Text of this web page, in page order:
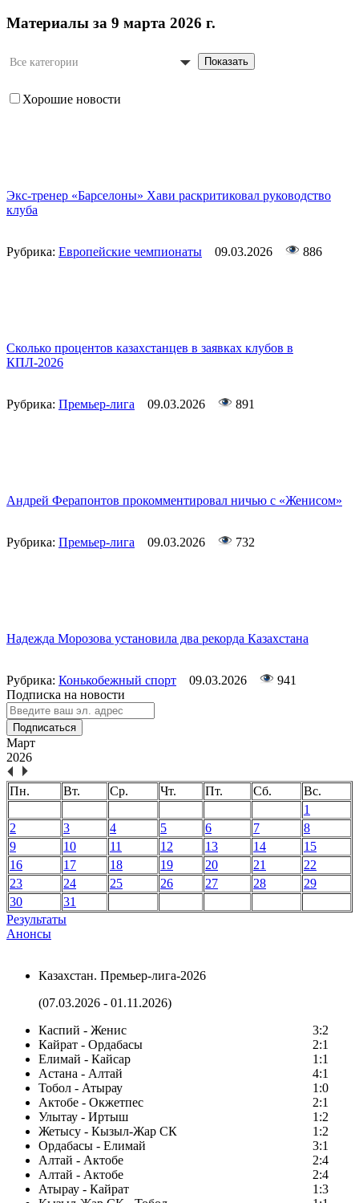
Материалы за 9 марта 2026 г.
Все категории Показать
Хорошие новости
Экс-тренер «Барселоны» Хави раскритиковал руководство
клуба
Рубрика: Европейские чемпионаты 09.03.2026 886
Сколько процентов казахстанцев в заявках клубов в
КПЛ-2026
Рубрика: Премьер-лига 09.03.2026 891
Андрей Ферапонтов прокомментировал ничью с «Женисом»
Рубрика: Премьер-лига 09.03.2026 732
Надежда Морозова установила два рекорда Казахстана
Рубрика: Конькобежный спорт 09.03.2026
941
Подписка на новости
Подписаться
Март
2026
Пн. Вт. Ср. Чт. Пт. Сб.
Вс.
1
2
3 4 5 6 7
8
9
10 11 12 13 14
15
16
17 18 19 20 21
22
23
24 25 26 27 28
29
30
31
Результаты
Анонсы
Казахстан. Премьер-лига-2026
(07.03.2026 - 01.11.2026)
Каспий - Женис
3:2
Кайрат - Ордабасы
2:1
Елимай - Кайсар
1:1
Астана - Алтай
4:1
Тобол - Атырау
1:0
Актобе - Окжетпес
2:1
Улытау - Иртыш
1:2
Жетысу - Кызыл-Жар СК
1:2
Ордабасы - Елимай
3:1
Алтай - Актобе
2:4
Алтай - Актобе
2:4
Атырау - Кайрат
1:3